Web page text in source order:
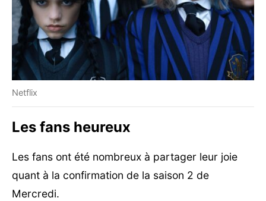
Netflix
Les fans heureux
Les fans ont été nombreux à partager leur joie
quant à la confirmation de la saison 2 de
Mercredi.